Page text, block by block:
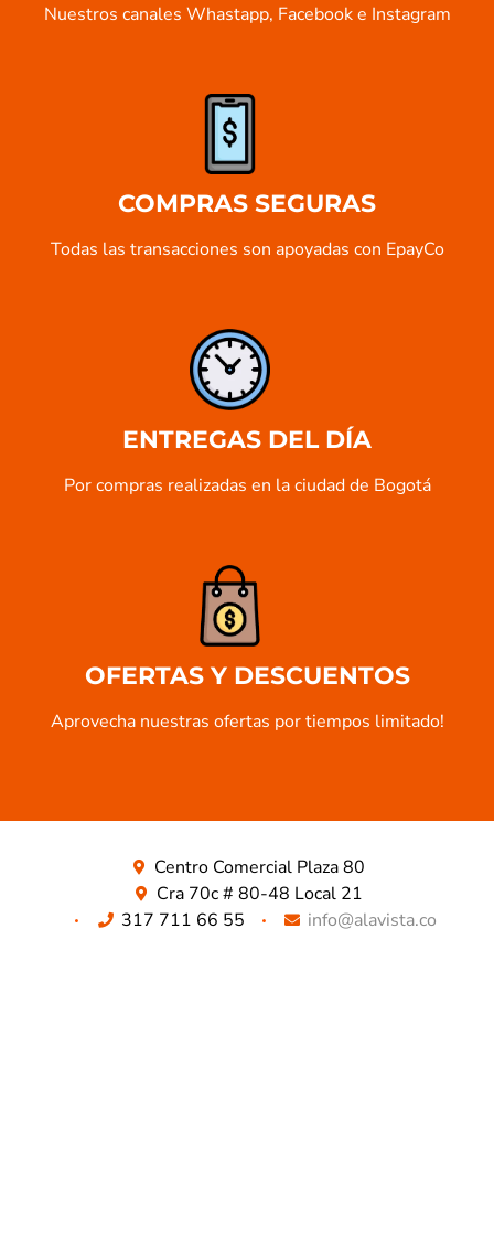
Nuestros canales Whastapp, Facebook e Instagram
COMPRAS SEGURAS
Todas las transacciones son apoyadas con EpayCo
ENTREGAS DEL DÍA
Por compras realizadas en la ciudad de Bogotá
OFERTAS Y DESCUENTOS
Aprovecha nuestras ofertas por tiempos limitado!​
Centro Comercial Plaza 80
Cra 70c # 80-48 Local 21
317 711 66 55
info@alavista.co